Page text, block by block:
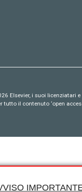
Elsevier, i suoi
tutto il contenuto ‘open